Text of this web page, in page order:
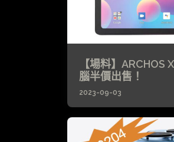
【場料】ARCHOS
腦半價出售！
2023-09-03